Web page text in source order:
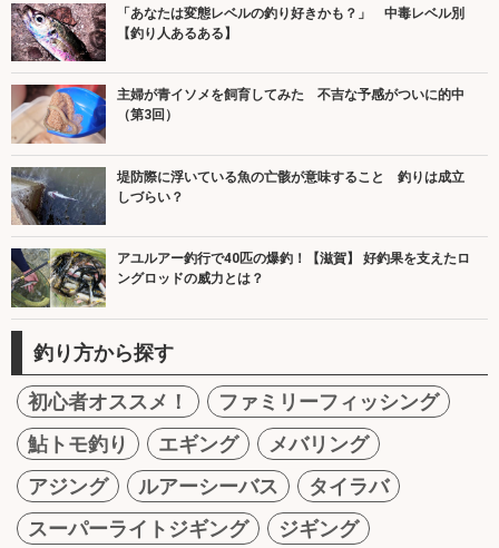
「あなたは変態レベルの釣り好きかも？」 中毒レベル別
【釣り人あるある】
主婦が青イソメを飼育してみた 不吉な予感がついに的中
（第3回）
堤防際に浮いている魚の亡骸が意味すること 釣りは成立
しづらい？
アユルアー釣行で40匹の爆釣！【滋賀】 好釣果を支えたロ
ングロッドの威力とは？
釣り方から探す
初心者オススメ！
ファミリーフィッシング
鮎トモ釣り
エギング
メバリング
アジング
ルアーシーバス
タイラバ
スーパーライトジギング
ジギング